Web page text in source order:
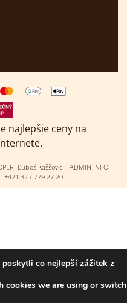
Ľuboš Kaššovic:: ADMIN INFO:
+421 32 / 779 27 20
poskytli co nejlepší zážitek z
cookies we are using or switch